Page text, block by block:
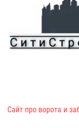
Сайт про ворота и